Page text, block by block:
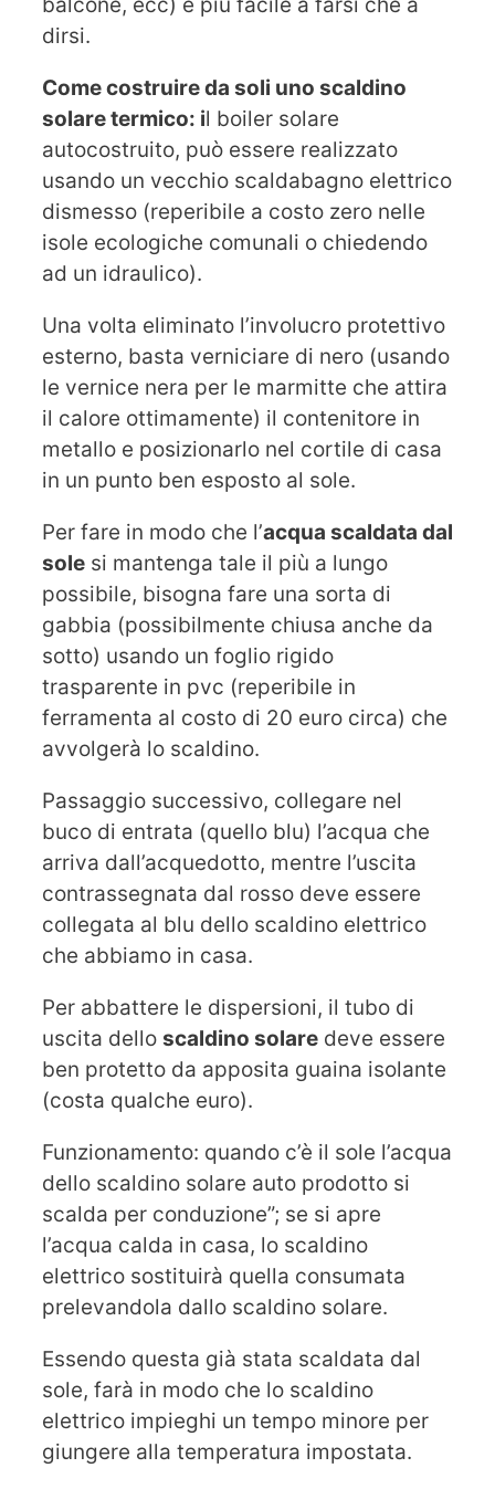
balcone, ecc) è più facile a farsi che a
dirsi.
Come costruire da soli uno scaldino
solare termico: il boiler solare
autocostruito, può essere realizzato
usando un vecchio scaldabagno elettrico
dismesso (reperibile a costo zero nelle
isole ecologiche comunali o chiedendo
ad un idraulico).
Una volta eliminato l’involucro protettivo
esterno, basta verniciare di nero (usando
le vernice nera per le marmitte che attira
il calore ottimamente) il contenitore in
metallo e posizionarlo nel cortile di casa
in un punto ben esposto al sole.
Per fare in modo che l’acqua scaldata dal
sole si mantenga tale il più a lungo
possibile, bisogna fare una sorta di
gabbia (possibilmente chiusa anche da
sotto) usando un foglio rigido
trasparente in pvc (reperibile in
ferramenta al costo di 20 euro circa) che
avvolgerà lo scaldino.
Passaggio successivo, collegare nel
buco di entrata (quello blu) l’acqua che
arriva dall’acquedotto, mentre l’uscita
contrassegnata dal rosso deve essere
collegata al blu dello scaldino elettrico
che abbiamo in casa.
Per abbattere le dispersioni, il tubo di
uscita dello scaldino solare deve essere
ben protetto da apposita guaina isolante
(costa qualche euro).
Funzionamento: quando c’è il sole l’acqua
dello scaldino solare auto prodotto si
scalda per conduzione”; se si apre
l’acqua calda in casa, lo scaldino
elettrico sostituirà quella consumata
prelevandola dallo scaldino solare.
Essendo questa già stata scaldata dal
sole, farà in modo che lo scaldino
elettrico impieghi un tempo minore per
giungere alla temperatura impostata.